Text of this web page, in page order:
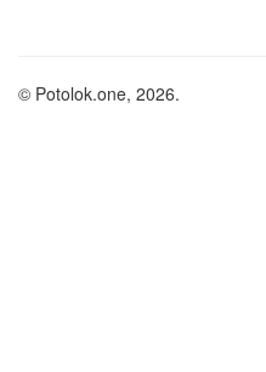
© Potolok.one, 2026.